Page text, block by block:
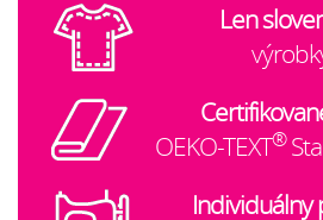
Len
OEKO-TEXT®
Individuálny